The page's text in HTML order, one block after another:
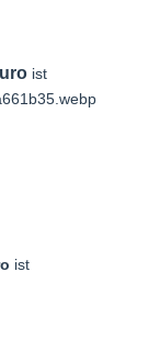
ist
ist